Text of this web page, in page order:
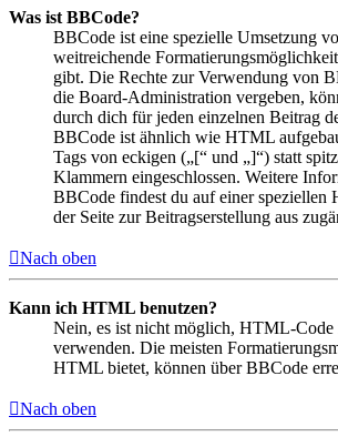
Was ist BBCode?
BBCode ist eine spezielle Umsetzung
weitreichende
gibt. Die Rechte zur Verwendung von
die Board-Administration vergeben,
durch dich für jeden einzelnen Beitrag
BBCode ist ähnlich wie HTML
Tags von eckigen („[“ und „]“) statt
Klammern eingeschlossen. Weitere
BBCode findest du auf einer speziellen
der Seite zur Beitragserstellung aus
Nach oben
Kann ich HTML benutzen?
Nein, es ist nicht möglich, HTML-Code
verwenden. Die meisten
HTML bietet, können über BBCode
Nach oben